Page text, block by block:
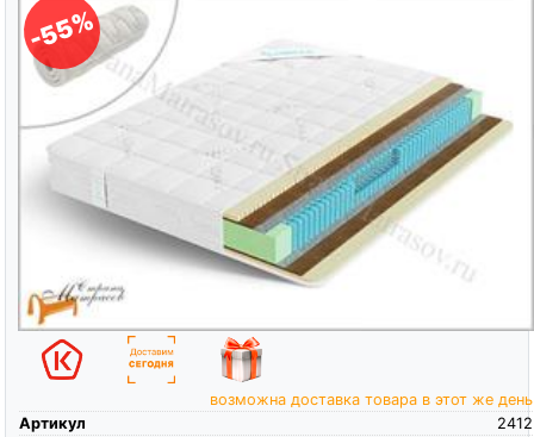
-55%
возможна доставка товара в этот же день
Артикул
2412